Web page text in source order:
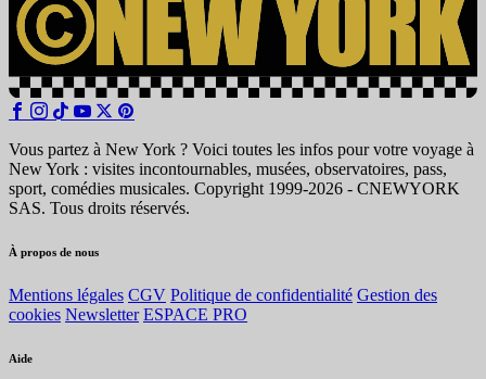
Vous partez à New York ? Voici toutes les infos pour votre voyage à
New York : visites incontournables, musées, observatoires, pass,
sport, comédies musicales. Copyright 1999-2026 - CNEWYORK
SAS. Tous droits réservés.
À propos de nous
Mentions légales CGV Politique de confidentialité Gestion des
cookies Newsletter ESPACE PRO
Aide